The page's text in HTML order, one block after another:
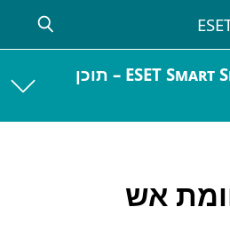
ESET Smart Security Premium – תוכן
אש